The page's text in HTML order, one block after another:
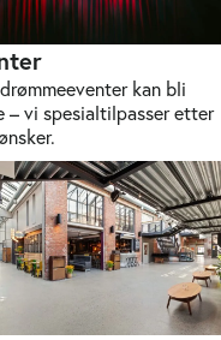
kan bli
– vi spesialtilpasser etter